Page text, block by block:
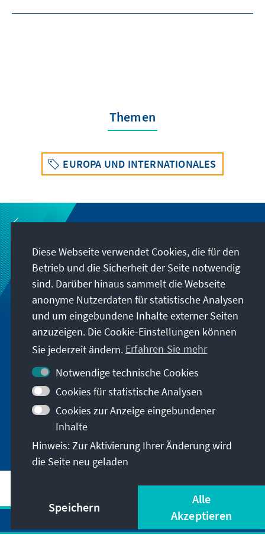
Themen
EUROPA UND INTERNATIONALES
Der Wert der Globalen Gesundheit
Diese Webseite verwendet Cookies, die für den
Betrieb und die Sicherheit der Seite notwendig
sind. Darüber hinaus sammelt die Webseite
anonyme Nutzerdaten für statistische Analysen
und um eingebundene Inhalte externer Seiten
anzuzeigen. Die Cookie-Einstellungen können
Sie jederzeit ändern. Erfahren Sie mehr
Notwendige technische Cookies
Cookies für statistische Analysen
Cookies zur Anzeige eingebundener
Inhalte
Hinweis: Zur Aktivierung Ihrer Änderung wird
die Seite neu geladen
Speichern
Alle
Akzeptieren